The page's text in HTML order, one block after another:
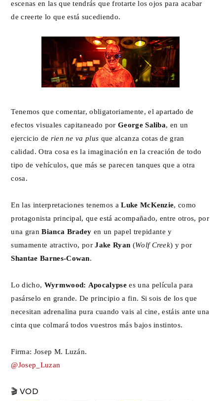
escenas en las que tendrás que frotarte los ojos para acabar
de creerte lo que está sucediendo.
Tenemos que comentar, obligatoriamente, el apartado de
efectos visuales capitaneado por George Saliba, en un
ejercicio de rien ne va plus que alcanza cotas de gran
calidad. Otra cosa es la imaginación en la creación de todo
tipo de vehículos, que más se parecen tanques que a otra
cosa.
En las interpretaciones tenemos aLuke McKenzie, como
protagonista principal, que está acompañado, entre otros, por
una granBianca Bradey en un papel trepidante y
sumamente atractivo, porJake Ryan (Wolf Creek) y por
Shantae Barnes-Cowan.
Lo dicho, Wyrmwood: Apocalypse es una película para
pasárselo en grande. De principio a fin. Si sois de los que
necesitan adrenalina pura cuando vais al cine, estáis ante una
cinta que colmará todos vuestros más bajos instintos.
Firma: Josep M. Luzán.
@Josep_Luzan
🎬 VOD